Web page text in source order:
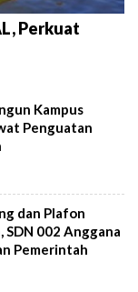
Perkuat
Kampus
Penguatan
dan Plafon
SDN 002 Anggana
Pemerintah